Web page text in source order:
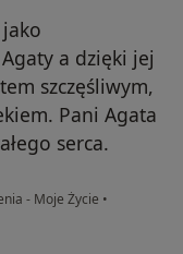
a dzięki jej
szczęśliwym,
Pani Agata
serca.
- Moje Życie •